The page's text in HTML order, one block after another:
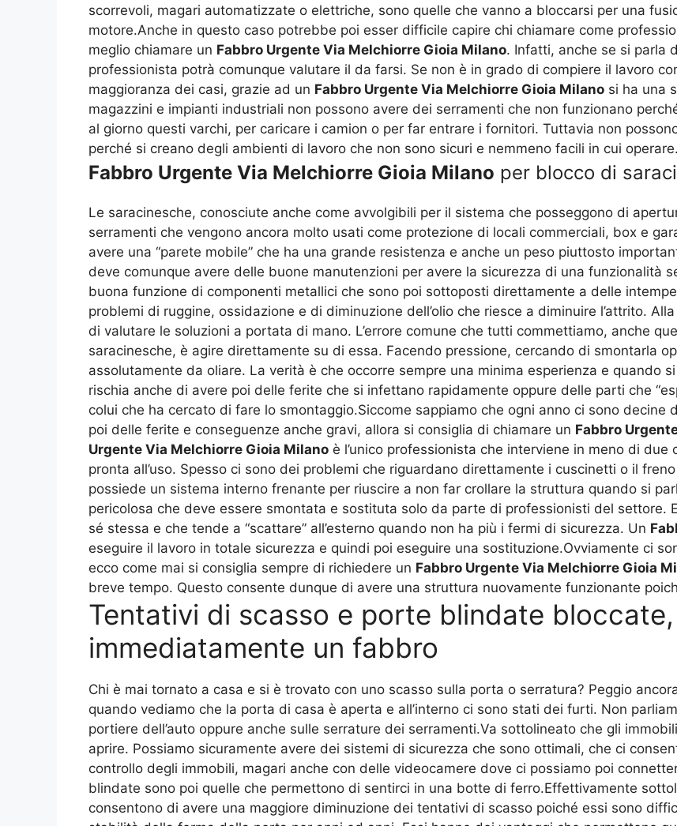
scorrevoli, magari automatizzate o elettriche, sono quelle che vanno a bloccarsi per una
motore.Anche in questo caso potrebbe poi esser difficile capire chi chiamare come
meglio chiamare un Fabbro Urgente Via Melchiorre Gioia Milano. Infatti, anche se si parla
professionista potrà comunque valutare il da farsi. Se non è in grado di compiere il lavoro
maggioranza dei casi, grazie ad un Fabbro Urgente Via Melchiorre Gioia Milano si ha una
magazzini e impianti industriali non possono avere dei serramenti che non funzionano
al giorno questi varchi, per caricare i camion o per far entrare i fornitori. Tuttavia non
perché si creano degli ambienti di lavoro che non sono sicuri e nemmeno facili in cui operare.
Fabbro Urgente Via Melchiorre Gioia Milano per blocco di
Le saracinesche, conosciute anche come avvolgibili per il sistema che posseggono di
serramenti che vengono ancora molto usati come protezione di locali commerciali, box e
avere una “parete mobile” che ha una grande resistenza e anche un peso piuttosto
deve comunque avere delle buone manutenzioni per avere la sicurezza di una funzionalità
buona funzione di componenti metallici che sono poi sottoposti direttamente a delle
problemi di ruggine, ossidazione e di diminuzione dell’olio che riesce a diminuire l’attrito.
di valutare le soluzioni a portata di mano. L’errore comune che tutti commettiamo, anche
saracinesche, è agire direttamente su di essa. Facendo pressione, cercando di smontarla
assolutamente da oliare. La verità è che occorre sempre una minima esperienza e quando
rischia anche di avere poi delle ferite che si infettano rapidamente oppure delle parti che
colui che ha cercato di fare lo smontaggio.Siccome sappiamo che ogni anno ci sono
poi delle ferite e conseguenze anche gravi, allora si consiglia di chiamare un Fabbro
Urgente Via Melchiorre Gioia Milano è l’unico professionista che interviene in meno di
pronta all’uso. Spesso ci sono dei problemi che riguardano direttamente i cuscinetti o il
possiede un sistema interno frenante per riuscire a non far crollare la struttura quando si
pericolosa che deve essere smontata e sostituta solo da parte di professionisti del settore.
sé stessa e che tende a “scattare” all’esterno quando non ha più i fermi di sicurezza. Un
eseguire il lavoro in totale sicurezza e quindi poi eseguire una sostituzione.Ovviamente ci
ecco come mai si consiglia sempre di richiedere un Fabbro Urgente Via Melchiorre Gioia
breve tempo. Questo consente dunque di avere una struttura nuovamente funzionante
Tentativi di scasso e porte blindate
immediatamente un fabbro
Chi è mai tornato a casa e si è trovato con uno scasso sulla porta o serratura? Peggio
quando vediamo che la porta di casa è aperta e all’interno ci sono stati dei furti. Non
portiere dell’auto oppure anche sulle serrature dei serramenti.Va sottolineato che gli
aprire. Possiamo sicuramente avere dei sistemi di sicurezza che sono ottimali, che ci
controllo degli immobili, magari anche con delle videocamere dove ci possiamo poi
blindate sono poi quelle che permettono di sentirci in una botte di ferro.Effettivamente
consentono di avere una maggiore diminuzione dei tentativi di scasso poiché essi sono